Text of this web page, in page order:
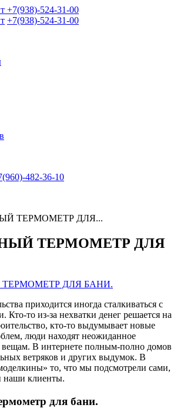
+7(938)-524-31-00
+7(938)-524-31-00
482-36-10
ТЕРМОМЕТР ДЛЯ...
ТЕРМОМЕТР ДЛЯ
приходится иногда сталкиваться с
Кто-то из-за нехватки денег решается на
кто-то выдумывает новые
люди находят неожиданное
В интернете полным-полно домов
ветряков и других выдумок. В
то, что мы подсмотрели сами,
наши клиенты.
для бани.